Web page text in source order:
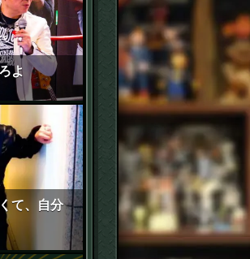
よ
て、自分